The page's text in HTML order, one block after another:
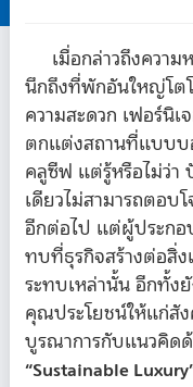
เมื่อกล่าวถึงความ
นึกถึงที่พักอันใหญ่โต
ความสะดวก เฟอร์นิ
ตกแต่งสถานที่แบบบ
คลูซีฟ แต่รู้หรือไม่ว่า
เดียวไม่สามารถตอ
อีกต่อไป แต่ผู้ประกอ
ทบที่ธุรกิจสร้างต่อสิ่
ระทบเหล่านั้น อีกทั้ง
คุณประโยชน์ให้แก่สัง
บูรณาการกับแนวคิด
“Sustainable